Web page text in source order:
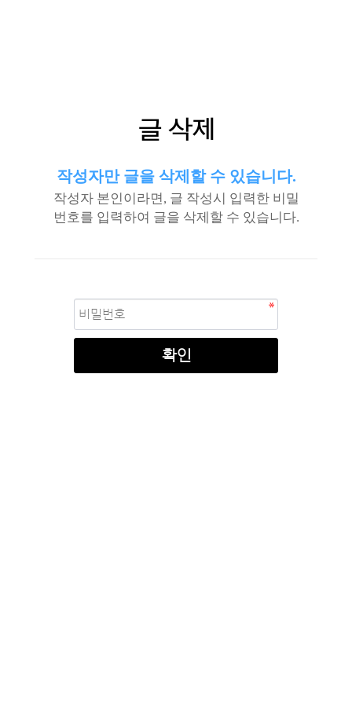
글 삭제
작성자만 글을 삭제할 수 있습니다.
작성자 본인이라면, 글 작성시 입력한 비밀
번호를 입력하여 글을 삭제할 수 있습니다.